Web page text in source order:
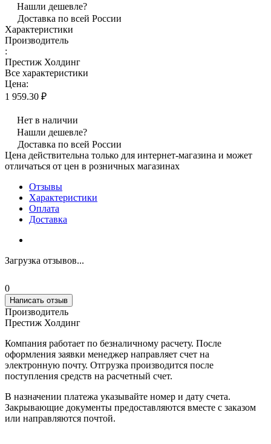
Нашли дешевле?
Доставка по всей России
Характеристики
Производитель
:
Престиж Холдинг
Все характеристики
Цена:
1 959.30 ₽
Нет в наличии
Нашли дешевле?
Доставка по всей России
Цена действительна только для интернет-магазина и может
отличаться от цен в розничных магазинах
Отзывы
Характеристики
Оплата
Доставка
Загрузка отзывов...
0
Написать отзыв
Производитель
Престиж Холдинг
Компания работает по безналичному расчету. После
оформления заявки менеджер направляет счет на
электронную почту. Отгрузка производится после
поступления средств на расчетный счет.
В назначении платежа указывайте номер и дату счета.
Закрывающие документы предоставляются вместе с заказом
или направляются почтой.